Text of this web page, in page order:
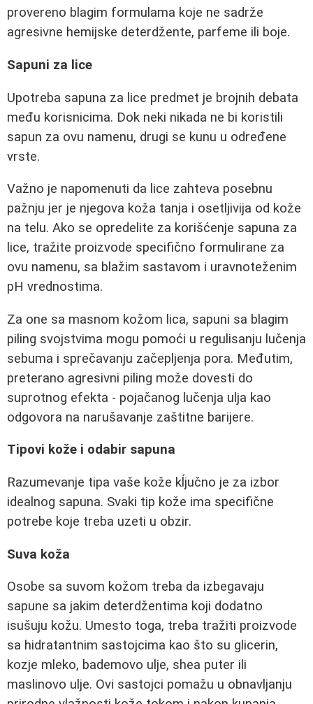
provereno blagim formulama koje ne sadrže
agresivne hemijske deterdžente, parfeme ili boje.
Sapuni za lice
Upotreba sapuna za lice predmet je brojnih debata
među korisnicima. Dok neki nikada ne bi koristili
sapun za ovu namenu, drugi se kunu u određene
vrste.
Važno je napomenuti da lice zahteva posebnu
pažnju jer je njegova koža tanja i osetljivija od kože
na telu. Ako se opredelite za korišćenje sapuna za
lice, tražite proizvode specifično formulirane za
ovu namenu, sa blažim sastavom i uravnoteženim
pH vrednostima.
Za one sa masnom kožom lica, sapuni sa blagim
piling svojstvima mogu pomoći u regulisanju lučenja
sebuma i sprečavanju začepljenja pora. Međutim,
preterano agresivni piling može dovesti do
suprotnog efekta - pojačanog lučenja ulja kao
odgovora na narušavanje zaštitne barijere.
Tipovi kože i odabir sapuna
Razumevanje tipa vaše kože kĺjučno je za izbor
idealnog sapuna. Svaki tip kože ima specifične
potrebe koje treba uzeti u obzir.
Suva koža
Osobe sa suvom kožom treba da izbegavaju
sapune sa jakim deterdžentima koji dodatno
isušuju kožu. Umesto toga, treba tražiti proizvode
sa hidratantnim sastojcima kao što su glicerin,
kozje mleko, bademovo ulje, shea puter ili
maslinovo ulje. Ovi sastojci pomažu u obnavljanju